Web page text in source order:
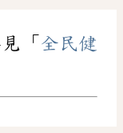
「 全民健